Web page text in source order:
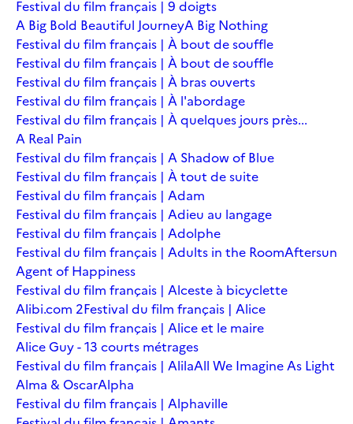
Festival du film français | 9 doigts
A Big Bold Beautiful JourneyA Big Nothing
Festival du film français | À bout de souffle
Festival du film français | À bout de souffle
Festival du film français | À bras ouverts
Festival du film français | À l'abordage
Festival du film français | À quelques jours près...
A Real Pain
Festival du film français | A Shadow of Blue
Festival du film français | À tout de suite
Festival du film français | Adam
Festival du film français | Adieu au langage
Festival du film français | Adolphe
Festival du film français | Adults in the RoomAftersun
Agent of Happiness
Festival du film français | Alceste à bicyclette
Alibi.com 2Festival du film français | Alice
Festival du film français | Alice et le maire
Alice Guy - 13 courts métrages
Festival du film français | AlilaAll We Imagine As Light
Alma & OscarAlpha
Festival du film français | Alphaville